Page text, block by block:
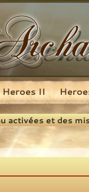
Heroes II
activées et des